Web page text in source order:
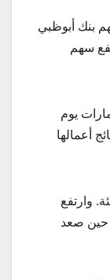
وقفز سهم بنك أبوظبي
بينما ارتفع سهم
يوم
أعمالها
القياسي 1.8 بالمئة. وارتفع
بالمئة، في حين صعد